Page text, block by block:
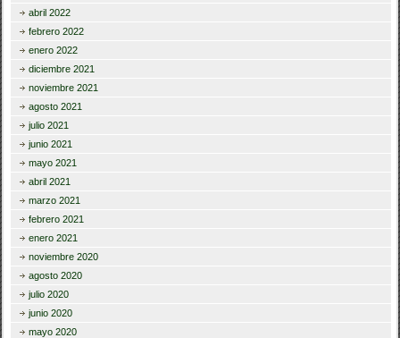
abril 2022
febrero 2022
enero 2022
diciembre 2021
noviembre 2021
agosto 2021
julio 2021
junio 2021
mayo 2021
abril 2021
marzo 2021
febrero 2021
enero 2021
noviembre 2020
agosto 2020
julio 2020
junio 2020
mayo 2020